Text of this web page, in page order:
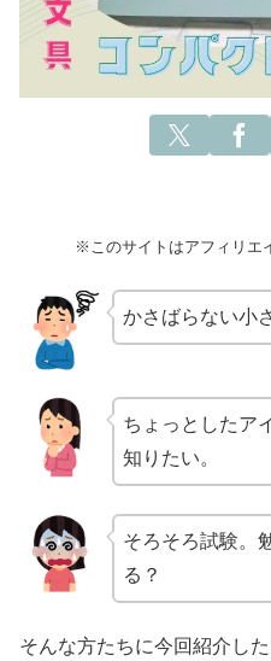
※このサイトはアフィリエ
かさばらない小
ちょっとしたア
知りたい。
そろそろ試験。
る？
そんな方たちに今回紹介した